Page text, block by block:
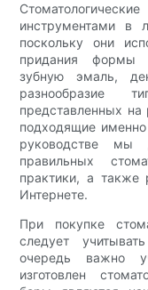
инструментами в
поскольку они
придания формы
зубную эмаль,
разнообразие
представленных
подходящие
руководстве
правильных
практики, а
Интернете.
При покупке
следует
очередь важно
изготовлен